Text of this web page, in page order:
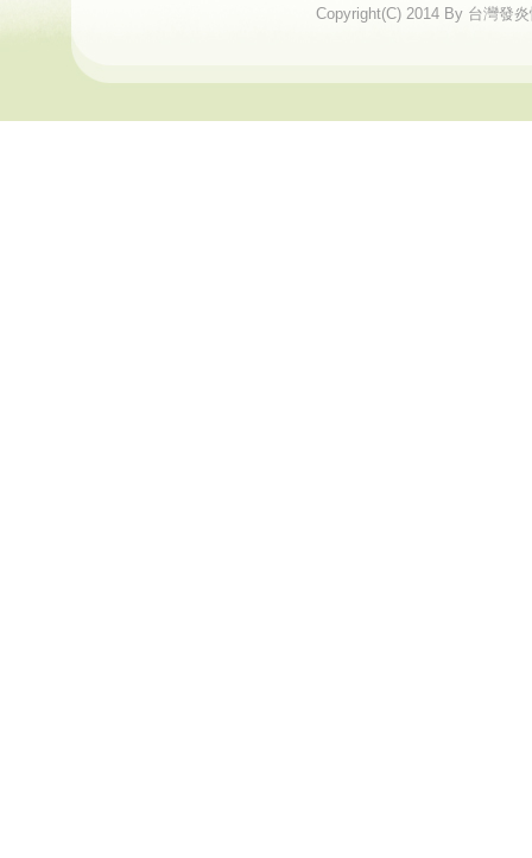
Copyright(C) 2014 By 台灣發